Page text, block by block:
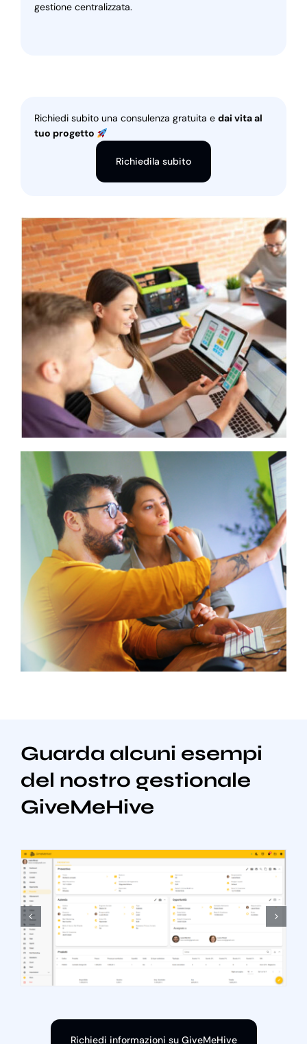
gestione centralizzata.
Richiedi subito una consulenza gratuita e dai vita al
tuo progetto
Richiedila subito
Guarda alcuni esempi
del nostro gestionale
GiveMeHive
Richiedi informazioni su GiveMeHive